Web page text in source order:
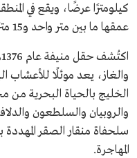
كيلومترًا عرضًا، ويقع في
عمقها ما بين متر واحد و15 مترًا.
والغاز، يعد موئلًا للأعشاب
الخليج بالحياة البحرية من
والروبيان والسلطعون
سلحفاة منقار الصقر المهددة
المهاجرة.